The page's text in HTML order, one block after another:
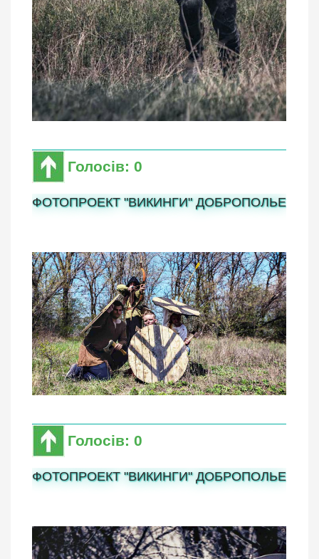
Голосів: 0
ФОТОПРОЕКТ "ВИКИНГИ" ДОБРОПОЛЬЕ
Голосів: 0
ФОТОПРОЕКТ "ВИКИНГИ" ДОБРОПОЛЬЕ